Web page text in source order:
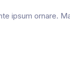
ipsum ornare.